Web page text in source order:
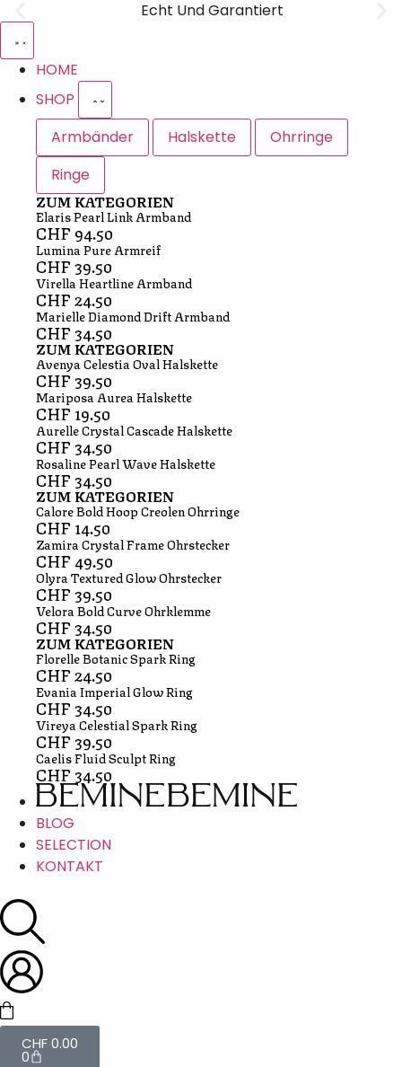
Echt Und Garantiert
HOME
SHOP
Armbänder
Halskette
Ohrringe
Ringe
ZUM KATEGORIEN
Elaris Pearl Link Armband
CHF94.50
Lumina Pure Armreif
CHF39.50
Virella Heartline Armband
CHF24.50
Marielle Diamond Drift Armband
CHF34.50
ZUM KATEGORIEN
Avenya Celestia Oval Halskette
CHF39.50
Mariposa Aurea Halskette
CHF19.50
Aurelle Crystal Cascade Halskette
CHF34.50
Rosaline Pearl Wave Halskette
CHF34.50
ZUM KATEGORIEN
Calore Bold Hoop Creolen Ohrringe
CHF14.50
Zamira Crystal Frame Ohrstecker
CHF49.50
Olyra Textured Glow Ohrstecker
CHF39.50
Velora Bold Curve Ohrklemme
CHF34.50
ZUM KATEGORIEN
Florelle Botanic Spark Ring
CHF24.50
Evania Imperial Glow Ring
CHF34.50
Vireya Celestial Spark Ring
CHF39.50
Caelis Fluid Sculpt Ring
CHF34.50
BLOG
SELECTION
KONTAKT
CHF0.00
0